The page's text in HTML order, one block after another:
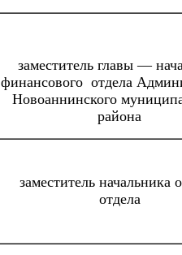
заместитель главы —
финансового отдела
Новоаннинского
района
заместитель начальника
отдела